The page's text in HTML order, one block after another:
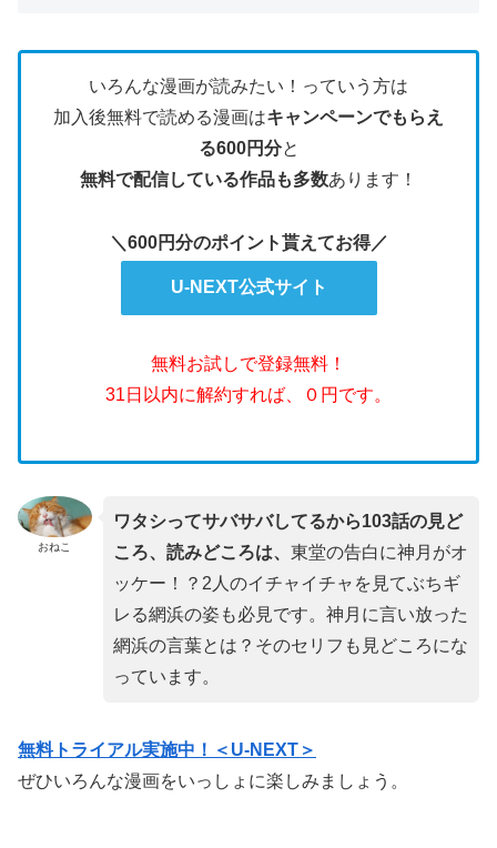
いろんな漫画が読みたい！っていう方は
加入後無料で読める漫画はキャンペーンでもらえ
る600円分と
無料で配信している作品も多数あります！
＼600円分のポイント貰えてお得／
U-NEXT公式サイト
無料お試しで登録無料！
31日以内に解約すれば、０円です。
おねこ
ワタシってサバサバしてるから103話の見ど
ころ、読みどころは、 東堂の告白に神月がオ
ッケー！？2人のイチャイチャを見てぶちギ
レる網浜の姿も必見です。神月に言い放った
網浜の言葉とは？そのセリフも見どころにな
っています。
無料トライアル実施中！＜U-NEXT＞
ぜひいろんな漫画をいっしょに楽しみましょう。